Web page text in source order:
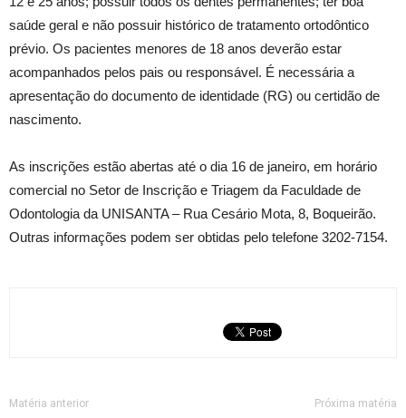
saúde geral e não possuir histórico de tratamento ortodôntico
prévio. Os pacientes menores de 18 anos deverão estar
acompanhados pelos pais ou responsável. É necessária a
apresentação do documento de identidade (RG) ou certidão de
nascimento.
As inscrições estão abertas até o dia 16 de janeiro, em horário
comercial no Setor de Inscrição e Triagem da Faculdade de
Odontologia da UNISANTA – Rua Cesário Mota, 8, Boqueirão.
Outras informações podem ser obtidas pelo telefone 3202-7154.
Matéria anterior Próxima matéria